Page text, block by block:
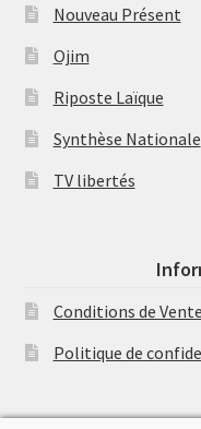
Nouveau Présent
Ojim
Riposte Laïque
Synthèse Nationale
TV libertés
Conditions de Vente
Politique de